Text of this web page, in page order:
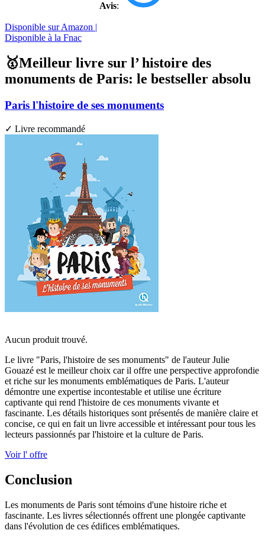
Avis:
Disponible sur Amazon |
Disponible à la Fnac
🥇Meilleur livre sur l’ histoire des
monuments de Paris: le bestseller absolu
Paris l'histoire de ses monuments
✓ Livre recommandé
Aucun produit trouvé.
Le livre "Paris, l'histoire de ses monuments" de l'auteur Julie
Gouazé est le meilleur choix car il offre une perspective approfondie
et riche sur les monuments emblématiques de Paris. L'auteur
démontre une expertise incontestable et utilise une écriture
captivante qui rend l'histoire de ces monuments vivante et
fascinante. Les détails historiques sont présentés de manière claire et
concise, ce qui en fait un livre accessible et intéressant pour tous les
lecteurs passionnés par l'histoire et la culture de Paris.
Voir l' offre
Conclusion
Les monuments de Paris sont témoins d'une histoire riche et
fascinante. Les livres sélectionnés offrent une plongée captivante
dans l'évolution de ces édifices emblématiques.